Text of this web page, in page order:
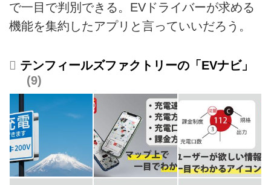
で一目で判別できる。EVドライバーが求める
機能を集約したアプリと言っていいだろう。
テンフィールズファクトリーの「EVナビ」
9